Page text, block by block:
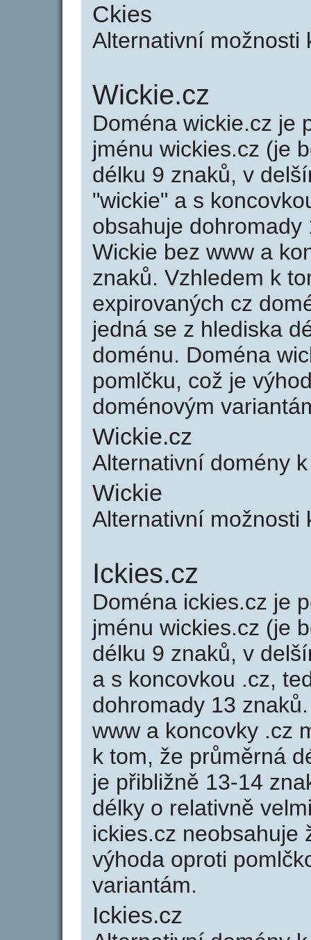
Ckies
Alternativní možnosti
Wickie.cz
Doména wickie.cz je
jménu wickies.cz (je
délku 9 znaků, v
"wickie" a s
obsahuje
Wickie bez www a
znaků. Vzhledem k
expirovaných cz
jedná se z hlediska
doménu. Doména
pomlčku, což je
doménovým
Wickie.cz
Alternativní domény
Wickie
Alternativní možnosti
Ickies.cz
Doména ickies.cz je
jménu wickies.cz (je
délku 9 znaků, v
a s koncovkou .cz,
dohromady 13
www a koncovky .cz
k tom, že průměrná
je přibližně 13-14
délky o relativně
ickies.cz neobsahuje
výhoda oproti
variantám.
Ickies.cz